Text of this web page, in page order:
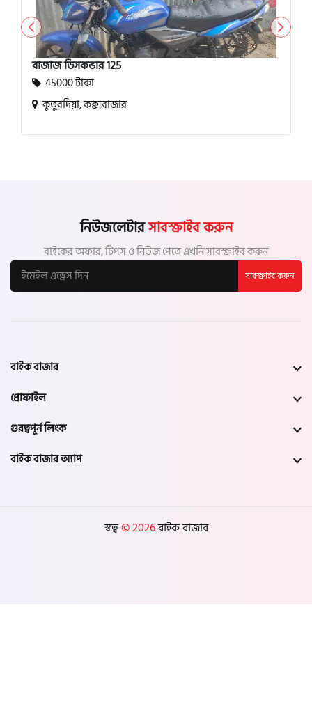
বাজাজ ডিসকভার 125
45000 টাকা
কুতুবদিয়া, কক্সবাজার
নিউজলেটারসাবস্ক্রাইব করুন
বাইকের অফার, টিপস ও নিউজ পেতে এখনি সাবস্ক্রাইব করুন
সাবস্ক্রাইব করুন
বাইক বাজার
প্রোফাইল
গুরত্বপূর্ন লিংক
বাইক বাজার অ্যাপ
স্বত্ব© 2026বাইক বাজার